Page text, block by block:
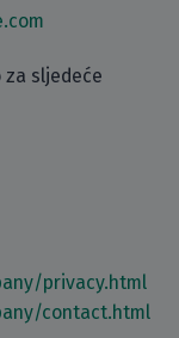
za sljedeće
privacy.html
contact.html